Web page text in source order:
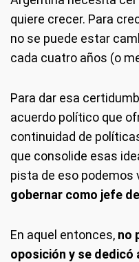
quiere crecer. Para
no se puede estar
cada cuatro años (o
Para dar esa
acuerdo político que
continuidad de
que consolide esas
pista de eso podemos
gobernar como jefe
En aquel entonces, no
oposición y se